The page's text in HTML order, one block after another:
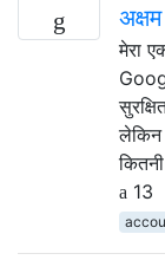
मेरा
लेकिन
13